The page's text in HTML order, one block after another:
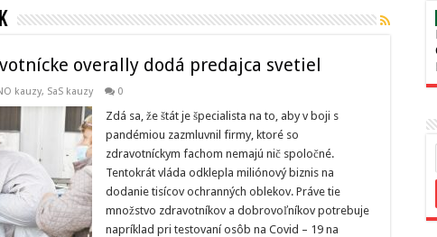
overally dodá predajca svetiel
kauzy, SaS kauzy 0
Zdá sa, že štát je špecialista na to, aby v boji s
pandémiou zazmluvnil firmy, ktoré so
zdravotníckym fachom nemajú nič spoločné.
Tentokrát vláda odklepla miliónový biznis na
dodanie tisícov ochranných oblekov. Práve tie
množstvo zdravotníkov a dobrovoľníkov potrebuje
napríklad pri testovaní osôb na Covid – 19 na